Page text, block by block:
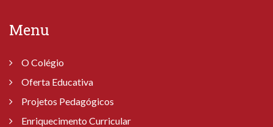
Menu
O Colégio
Oferta Educativa
Projetos Pedagógicos
Enriquecimento Curricular